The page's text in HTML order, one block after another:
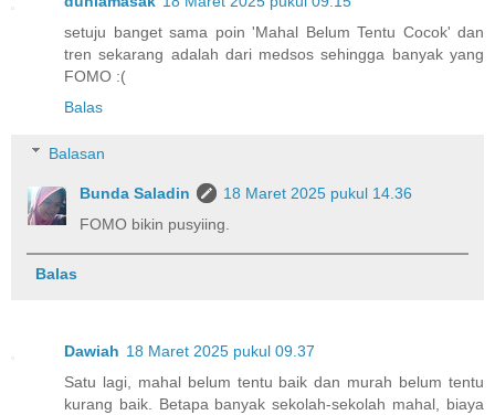
setuju banget sama poin 'Mahal Belum Tentu Cocok' dan
tren sekarang adalah dari medsos sehingga banyak yang
FOMO :(
Balas
Balasan
Bunda Saladin
18 Maret 2025 pukul 14.36
FOMO bikin pusyiing.
Balas
Dawiah 18 Maret 2025 pukul 09.37
Satu lagi, mahal belum tentu baik dan murah belum tentu
kurang baik. Betapa banyak sekolah-sekolah mahal, biaya